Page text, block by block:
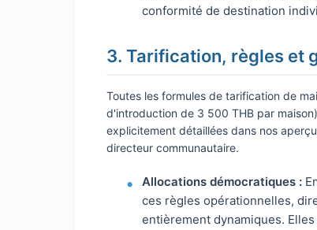
conformité de destination
3. Tarification, règles et
Toutes les formules de tarification de
d'introduction de 3 500 THB par
explicitement détaillées dans nos
directeur communautaire.
Allocations démocratiques :
ces règles opérationnelles,
entièrement dynamiques.